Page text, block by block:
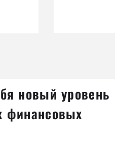
новый уровень
финансовых